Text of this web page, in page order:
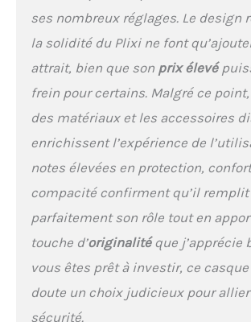
non), les patins
ou les
SYSTÈME
CONFORTABLE
est une
Avec des
verrouillables
système
réglable
conçu, des
supplémentaires
différentes
Plixi FIT vous
confort maximal.
ELEGANT ★
personnaliser
FIT avec des
ses nombreux réglages. Le design
la solidité du Plixi ne font
attrait, bien que son prix élevé
frein pour certains. Malgré ce
des matériaux et les accessoires
enrichissent l’expérience de
notes élevées en protection,
compacité confirment qu’il remplit
parfaitement son rôle tout en
touche d’originalitéque j’apprécie
vous êtes prêt à investir, ce
doute un choix judicieux pour
sécurité.